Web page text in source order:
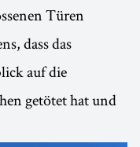
Türen
dass das
auf die
getötet hat und